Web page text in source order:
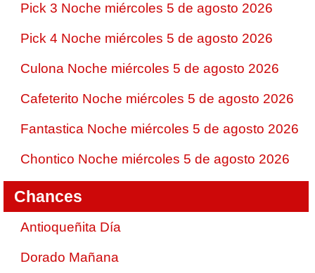
Pick 3 Noche miércoles 5 de agosto 2026
Pick 4 Noche miércoles 5 de agosto 2026
Culona Noche miércoles 5 de agosto 2026
Cafeterito Noche miércoles 5 de agosto 2026
Fantastica Noche miércoles 5 de agosto 2026
Chontico Noche miércoles 5 de agosto 2026
Chances
Antioqueñita Día
Dorado Mañana